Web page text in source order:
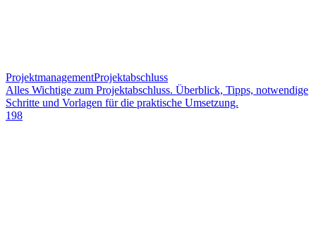
ProjektmanagementProjektabschluss
Alles Wichtige zum Projektabschluss. Überblick, Tipps, notwendige
Schritte und Vorlagen für die praktische Umsetzung.
198